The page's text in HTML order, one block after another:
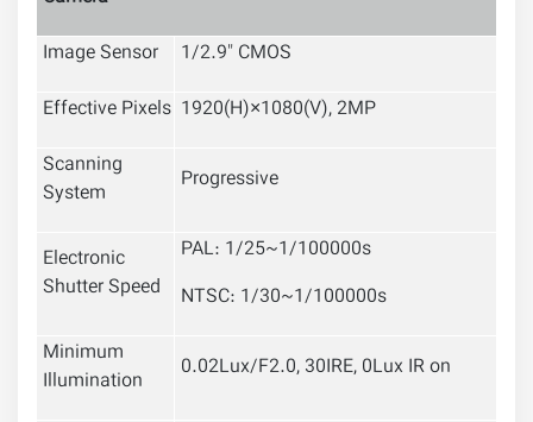
Image Sensor
1/2.9" CMOS
Effective Pixels 1920(H)×1080(V), 2MP
Scanning
System
Progressive
Electronic
Shutter Speed
PAL: 1/25~1/100000s
NTSC: 1/30~1/100000s
Minimum
Illumination
0.02Lux/F2.0, 30IRE, 0Lux IR on